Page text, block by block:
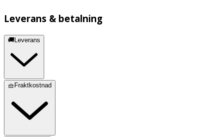
Leverans & betalning
🚚Leverans
🧺Fraktkostnad